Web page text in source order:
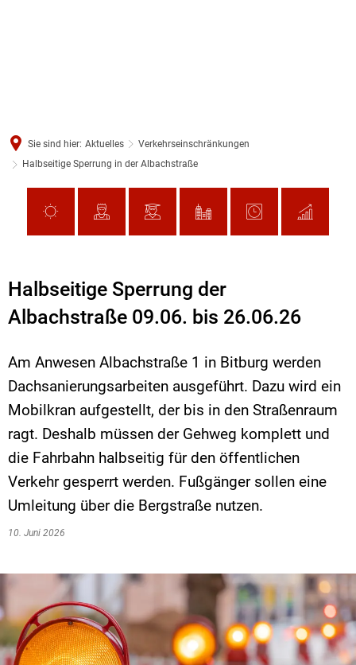
Sie sind hier: Aktuelles
Verkehrseinschränkungen
Halbseitige Sperrung in der Albachstraße
Halbseitige Sperrung der
Albachstraße 09.06. bis 26.06.26
Am Anwesen Albachstraße 1 in Bitburg werden
Dachsanierungsarbeiten ausgeführt. Dazu wird ein
Mobilkran aufgestellt, der bis in den Straßenraum
ragt. Deshalb müssen der Gehweg komplett und
die Fahrbahn halbseitig für den öffentlichen
Verkehr gesperrt werden. Fußgänger sollen eine
Umleitung über die Bergstraße nutzen.
10. Juni 2026